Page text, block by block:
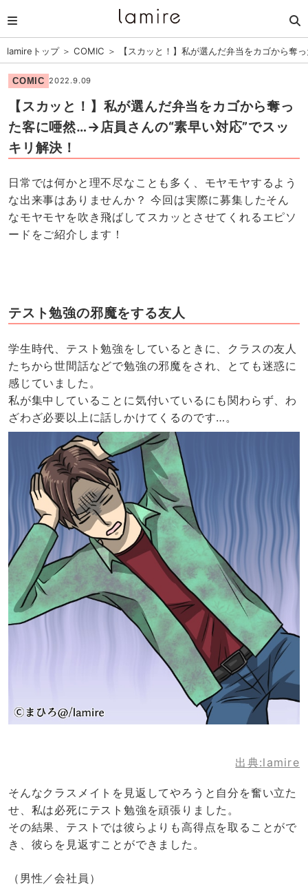
lamireトップ＞ COMIC ＞ 【スカッと！】私が選んだ弁当をカゴから
COMIC 2022.9.09
【スカッと！】私が選んだ弁当をカゴから奪っ
た客に唖然…→店員さんの“素早い対応”でスッ
キリ解決！
日常では何かと理不尽なことも多く、モヤモヤするよう
な出来事はありませんか？ 今回は実際に募集したそん
なモヤモヤを吹き飛ばしてスカッとさせてくれるエピソ
ードをご紹介します！
テスト勉強の邪魔をする友人
学生時代、テスト勉強をしているときに、クラスの友人
たちから世間話などで勉強の邪魔をされ、とても迷惑に
感じていました。
私が集中していることに気付いているにも関わらず、わ
ざわざ必要以上に話しかけてくるのです…。
出典:lamire
そんなクラスメイトを見返してやろうと自分を奮い立た
せ、私は必死にテスト勉強を頑張りました。
その結果、テストでは彼らよりも高得点を取ることがで
き、彼らを見返すことができました。
（男性／会社員）